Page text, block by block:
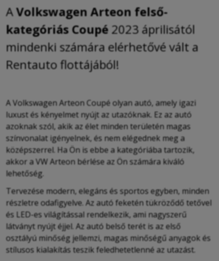
AVolkswagen Arteon felső-
kategóriás Coupé2023 áprilisától
mindenki számára elérhetővé vált a
Rentauto flottájából!
A Volkswagen Arteon Coupé olyan autó, amely igazi
luxust és kényelmet nyújt az utazóknak. Ez az autó
azoknak szól, akik az élet minden területén magas
színvonalat igényelnek, és nem elégednek meg a
középszerrel. Ha Ön is ebbe a kategóriába tartozik,
akkor a VW Arteon bérlése az Ön számára kiváló
lehetőség.
Tervezése modern, elegáns és sportos egyben, minden
részletre odafigyelve. Az autó feketén tükröződő tetővel
és LED-es világítással rendelkezik, ami nagyszerű
látványt nyújt éjjel. Az autó belső terét is az első
osztályú minőség jellemzi, magas minőségű anyagok és
stílusos kialakítás teszik feledhetetlenné az utazást.